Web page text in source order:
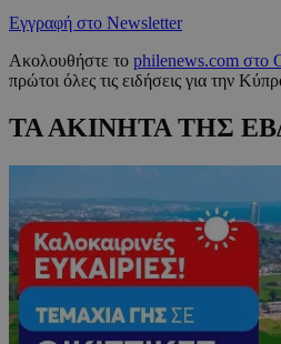
Εγγραφή στο Newsletter
Ακολουθήστε το philenews.com στο
πρώτοι όλες τις ειδήσεις για την
ΤΑ ΑΚΙΝΗΤΑ ΤΗΣ